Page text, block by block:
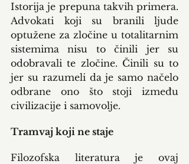
Istorija je prepuna takvih primera.
Advokati koji su branili ljude
optužene za zločine u totalitarnim
sistemima nisu to činili jer su
odobravali te zločine. Činili su to
jer su razumeli da je samo načelo
odbrane ono što stoji između
civilizacije i samovolje.
Tramvaj koji ne staje
Filozofska literatura je ovaj